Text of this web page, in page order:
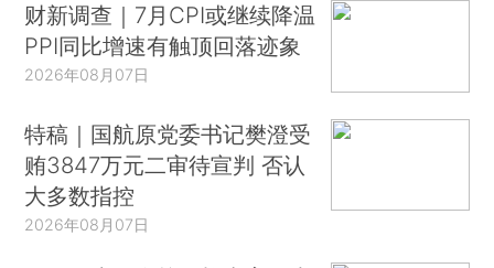
财新调查｜7月CPI或继续降温
PPI同比增速有触顶回落迹象
2026年08月07日
特稿｜国航原党委书记樊澄受
贿3847万元二审待宣判 否认
大多数指控
2026年08月07日